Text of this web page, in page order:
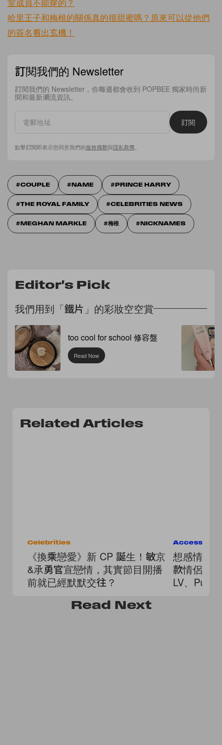
哈里王子和梅根的關係真的很甜蜜嗎？原來可以從他們
的簽名看出玄機！
訂閱我們的 Newsletter
訂閱我們的 Newsletter，你每週都會收到 POPBEE 獨家時尚新
聞和最新潮流資訊。
訂閱
點擊訂閱即表示您同意我們的服務條款與隱私政策
COUPLE NAME PRINCE HARRY
THE ROYAL FAMILY CELEBRITIES NEWS
MEGHAN MARKLE 梅根 NICKNAMES
Editor's Pick
我們用到「鐵片」的彩妝空空賞
too cool for school 修容盤
Read Now
Related Articles
Celebrities
《換乘戀愛》新 CP 誕生！敏京
&承勇官宣戀情，其實節目開播
前就已經默默交往？
想感情越
款情侶運
LV、
Read Next